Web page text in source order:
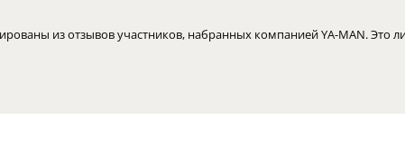
из отзывов участников, набранных компанией YA-MAN. Это